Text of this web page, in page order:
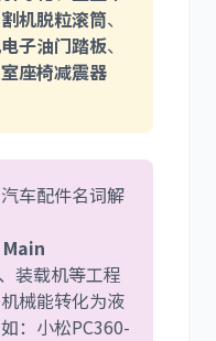
机脱粒滚筒、
子油门踏板、
座椅减震器
车配件名词解
装载机等工程
械能转化为液
：小松PC360-